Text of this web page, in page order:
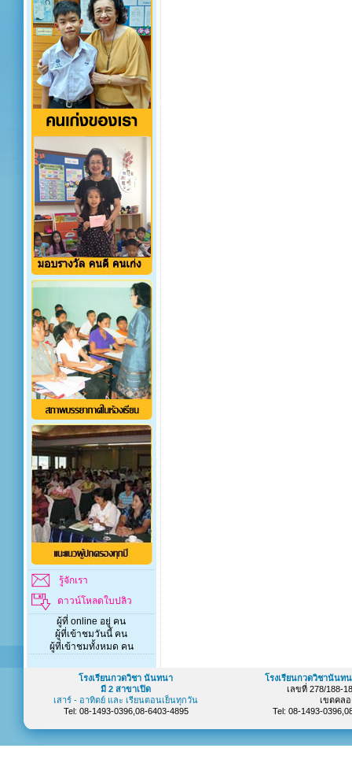
รู้จักเรา
ดาวน์โหลดใบปลิว
ผู้ที่ online อยู่ คน
ผู้ที่เข้าชมวันนี้ คน
ผู้ที่เข้าชมทั้งหมด คน
โรงเรียนกวดวิชา นันทนา
มี 2 สาขาเปิด
เสาร์ - อาทิตย์ และ เรียนตอนเย็นทุกวัน
Tel: 08-1493-0396,08-6403-4895
โรงเรียนกวดวิชานันท
เลขที่ 278/188-
เขตคล
Tel: 08-1493-